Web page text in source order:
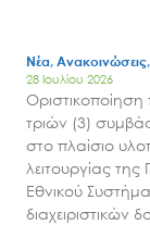
Νέα,
28 Ιουλίου 2026
τριών (3)
στο πλαίσιο
λειτουργίας
Εθνικού